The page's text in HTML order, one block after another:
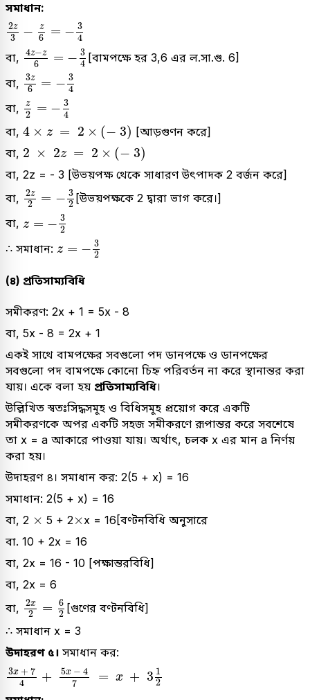
সমাধান:
2z
3 − z
6 = − 3
4
2z z6 4
বা, 4z−z
6 = − 3
4
4z-z 34
[বামপক্ষে হর 3,6 এর ল.সা.গু. 6]
বা, 3z
6 = − 3
4
3z 34
বা, z
2 = − 3
4
z2 4
বা, 4 × z = 2 × (− 3)
4 ×z ×( - 3
[আড়গুণন করে]
বা, 2 × 2z = 2 × (− 3)
2 × 2z × - 3
বা, 2z = - 3 [উভয়পক্ষ থেকে সাধারণ উৎপাদক 2 বর্জন করে]
বা, 2z
2 = − 3
2
2z 32
[উভয়পক্ষকে 2 দ্বারা ভাগ করে।]
বা, z = − 3
2
2
∴ সমাধান: z = − 3
2
2
(৪) প্রতিসাম্যবিধি
সমীকরণ: 2x + 1 = 5x - 8
বা, 5x - 8 = 2x + 1
একই সাথে বামপক্ষের সবগুলো পদ ডানপক্ষে ও ডানপক্ষের
সবগুলো পদ বামপক্ষে কোনো চিহ্ন পরিবর্তন না করে স্থানান্তর করা
যায়। একে বলা হয় প্রতিসাম্যবিধি।
উল্লিখিত স্বতঃসিদ্ধসমূহ ও বিধিসমূহ প্রয়োগ করে একটি
সমীকরণকে অপর একটি সহজ সমীকরণে রূপান্তর করে সবশেষে
তা x = a আকারে পাওয়া যায়। অর্থাৎ, চলক x এর মান a নির্ণয়
করা হয়।
উদাহরণ ৪। সমাধান কর: 2(5 + x) = 16
সমাধান: 2(5 + x) = 16
বা, 2 ×
× 5 + 2 ×
×x = 16[বণ্টনবিধি অনুসারে
বা. 10 + 2x = 16
বা, 2x = 16 - 10 [পক্ষান্তরবিধি]
বা, 2x = 6
বা, 2x
2 = 6
2
2x 6 2
[গুণের বণ্টনবিধি]
∴ সমাধান x = 3
উদাহরণ ৫। সমাধান কর:
3x + 7
4
+ 5x − 4
7
= x + 3 1
2
3x + + 5x + 3